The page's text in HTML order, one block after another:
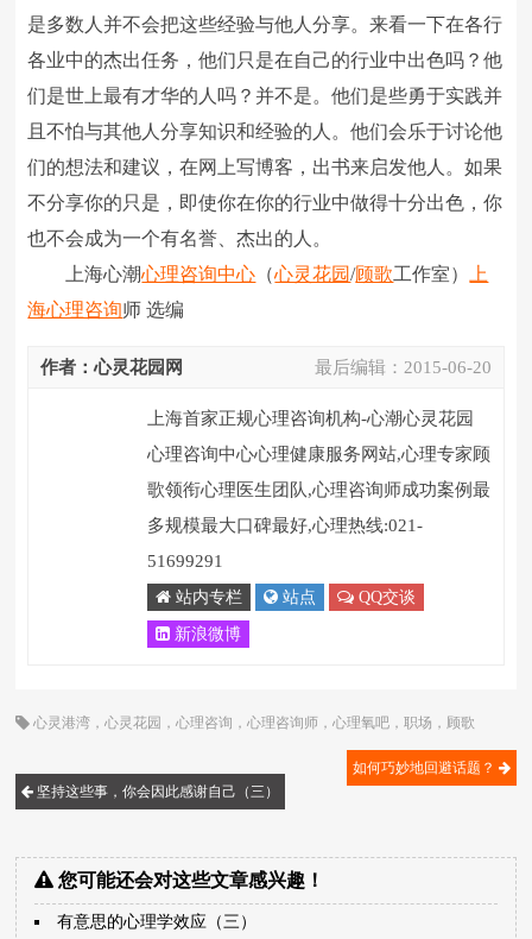
是多数人并不会把这些经验与他人分享。来看一下在各行
各业中的杰出任务，他们只是在自己的行业中出色吗？他
们是世上最有才华的人吗？并不是。他们是些勇于实践并
且不怕与其他人分享知识和经验的人。他们会乐于讨论他
们的想法和建议，在网上写博客，出书来启发他人。如果
不分享你的只是，即使你在你的行业中做得十分出色，你
也不会成为一个有名誉、杰出的人。
上海心潮心理咨询中心 （心灵花园/顾歌工作室）
上
海心理咨询师 选编
最后编辑： 2015-06-20
作者：心灵花园网
上海首家正规心理咨询机构-心潮心灵花园
心理咨询中心心理健康服务网站,心理专家顾
歌领衔心理医生团队,心理咨询师成功案例最
多规模最大口碑最好,心理热线:021-
51699291
站内专栏 站点 QQ交谈
新浪微博
心灵港湾 ，心灵花园 ，心理咨询 ，心理咨询师 ，心理氧吧 ，职场 ， 顾歌
坚持这些事，你会因此感谢自己（三）
如何巧妙地回避话题？
您可能还会对这些文章感兴趣！
有意思的心理学效应（三）